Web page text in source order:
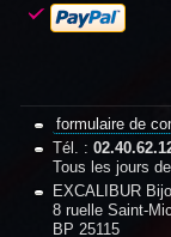
formulaire de
Tél. :
Tous les jours
EXCALIBUR
8 ruelle Saint-
BP 25115